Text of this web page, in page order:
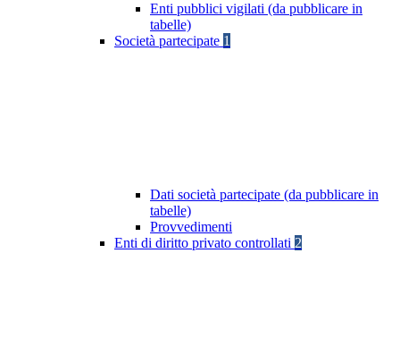
Enti pubblici vigilati (da pubblicare in
tabelle)
Società partecipate 1
Dati società partecipate (da pubblicare in
tabelle)
Provvedimenti
Enti di diritto privato controllati 2